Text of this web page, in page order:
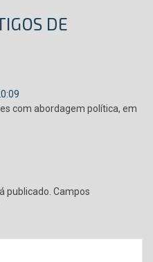
DE
com abordagem política, em
publicado. Campos